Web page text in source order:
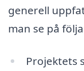
generell
man se på
Projektets